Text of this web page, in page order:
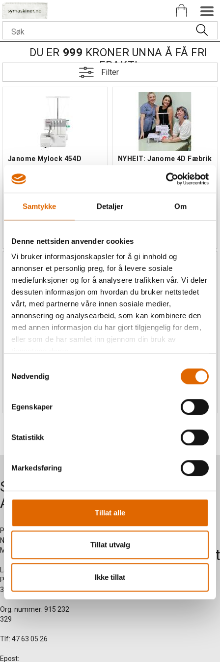
Samtykke Detaljer Om
Denne nettsiden anvender cookies
Vi bruker informasjonskapsler for å gi innhold og
annonser et personlig preg, for å levere sosiale
mediefunksjoner og for å analysere trafikken vår. Vi deler
dessuten informasjon om hvordan du bruker nettstedet
vårt, med partnerne våre innen sosiale medier,
annonsering og analysearbeid, som kan kombinere den
med annen informasjon du har gjort tilgjengelig for dem,
eller som de har samlet inn gjennom din bruk av
Nødvendig
Egenskaper
Statistikk
Markedsføring
Tillat alle
Tillat utvalg
Ikke tillat
DU ER 999 KRONER UNNA Å FÅ FRI
FRAKT!
Filter
Janome Mylock 454D
Ny modell, stillegåandes!
NYHEIT: Janome 4D Fæbrik
Inkl. sybord. 3 og 4 tråders
KAMPANJE: Janome
GRATIS MED 4 STK. EKSTRA
Janome AirThread 2000D
Med lufttreding!
Symaskiner
AS
Postadresse:
Nersetvegen 28 -
Myregarden - 3570 Ål
Lagerutsalg:
Prestegardsjordet 2 -
3570 Ål
Org. nummer: 915 232
329
Tlf: 47 63 05 26
Epost:
Om oss
oss